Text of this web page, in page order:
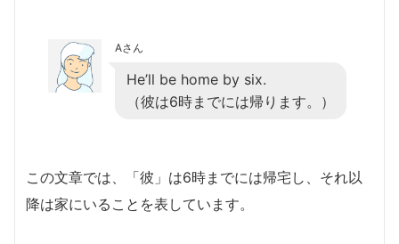
Aさん
He’ll be home by six.
（彼は6時までには帰ります。）
この文章では、「彼」は6時までには帰宅し、それ以
降は家にいることを表しています。